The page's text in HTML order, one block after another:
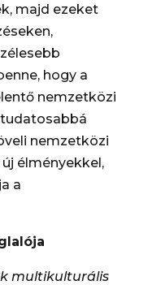
majd ezeket
hogy a
nemzetközi
nemzetközi
élményekkel,
a
multikulturális